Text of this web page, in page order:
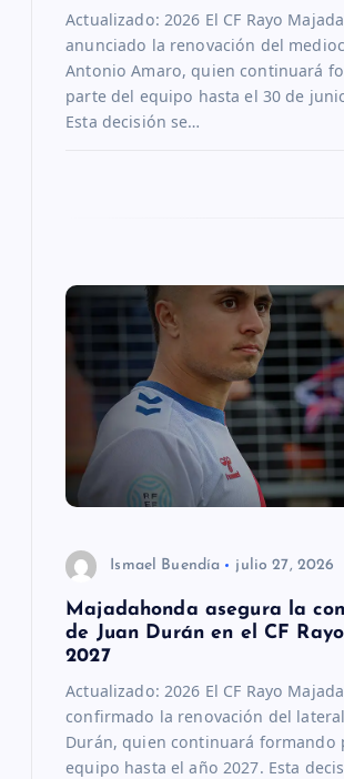
Actualizado: 2026 El CF Rayo
anunciado la renovación del
Antonio Amaro, quien continuará
parte del equipo hasta el 30 de
Esta decisión se…
Ismael Buendía julio 27, 2026
Majadahonda asegura la
de Juan Durán en el CF
2027
Actualizado: 2026 El CF Rayo
confirmado la renovación del
Durán, quien continuará formando
equipo hasta el año 2027. Esta